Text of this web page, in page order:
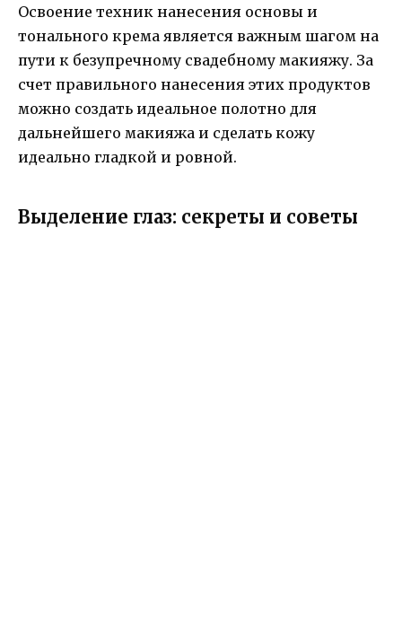
Освоение техник нанесения основы и
тонального крема является важным шагом на
пути к безупречному свадебному макияжу. За
счет правильного нанесения этих продуктов
можно создать идеальное полотно для
дальнейшего макияжа и сделать кожу
идеально гладкой и ровной.
Выделение глаз: секреты и советы